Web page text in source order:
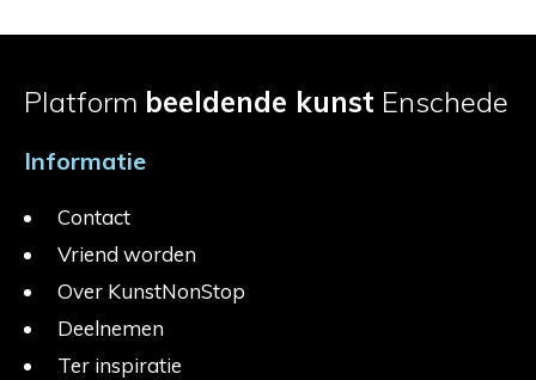
Platform beeldende kunst Enschede
Informatie
Contact
Vriend worden
Over KunstNonStop
Deelnemen
Ter inspiratie